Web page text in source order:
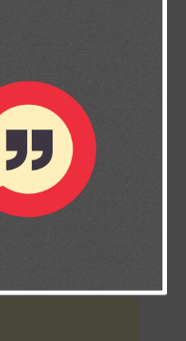
tú estarás
23:4)